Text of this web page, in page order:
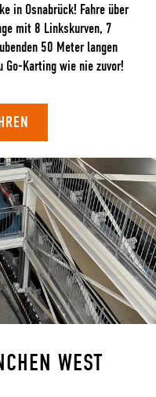
in Osnabrück! Fahre über
mit 8 Linkskurven, 7
50 Meter langen
Go-Karting wie nie zuvor!
WEST